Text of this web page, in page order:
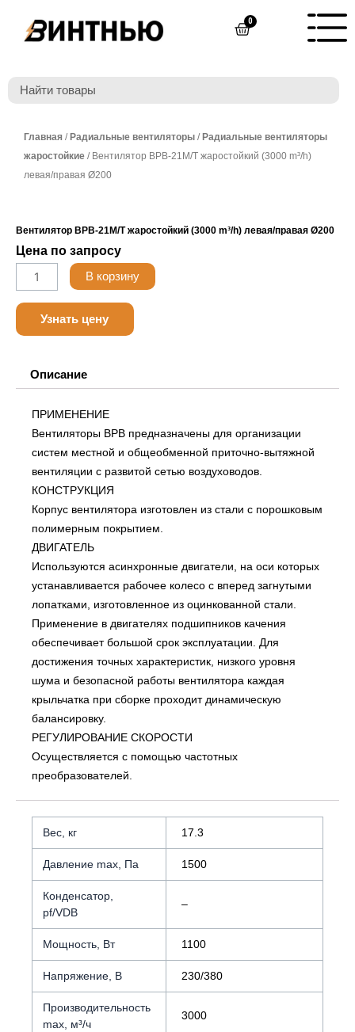
содержимому
0Cart
Главная / Радиальные вентиляторы / Радиальные вентиляторы
жаростойкие / Вентилятор ВРВ-21М/T жаростойкий (3000 m³/h)
левая/правая Ø200
Вентилятор ВРВ-21М/T жаростойкий (3000 m³/h) левая/правая Ø200
Цена по запросу
Количество
товара
Belimo
LF230
В корзину
Узнать цену
Описание
ПРИМЕНЕНИЕ
Вентиляторы ВРВ предназначены для организации
систем местной и общеобменной приточно-вытяжной
вентиляции с развитой сетью воздуховодов.
КОНСТРУКЦИЯ
Корпус вентилятора изготовлен из стали с порошковым
полимерным покрытием.
ДВИГАТЕЛЬ
Используются асинхронные двигатели, на оси которых
устанавливается рабочее колесо с вперед загнутыми
лопатками, изготовленное из оцинкованной стали.
Применение в двигателях подшипников качения
обеспечивает большой срок эксплуатации. Для
достижения точных характеристик, низкого уровня
шума и безопасной работы вентилятора каждая
крыльчатка при сборке проходит динамическую
балансировку.
РЕГУЛИРОВАНИЕ СКОРОСТИ
Осуществляется с помощью частотных
преобразователей.
Вес, кг 17.3
Давление max, Па 1500
Конденсатор,
pf/VDB
–
Мощность, Вт 1100
Напряжение, В 230/380
Производительность
max, м³/ч
3000